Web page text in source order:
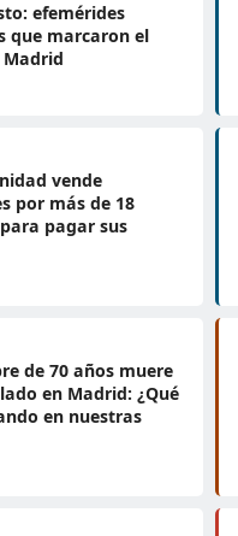
efemérides
que marcaron el
vende
por más de 18
pagar sus
de 70 años muere
en Madrid: ¿Qué
en nuestras